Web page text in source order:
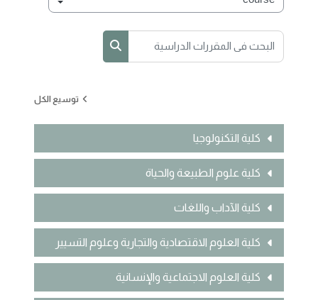
تصنيفات المقررات
البحث في المقررات الدراسية
البحث في المقررات
توسيع الكل
كلية التكنولوجيا
كلية علوم الطبيعة والحياة
كلية الآداب واللغات
كلية العلوم الاقتصادية والتجارية وعلوم التسيير
كلية العلوم الاجتماعية والإنسانية